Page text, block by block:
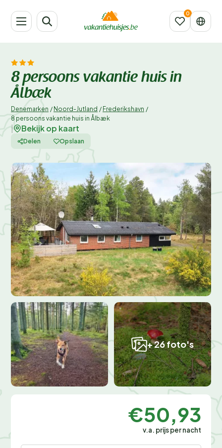
8 persoons vakantie huis in
Ålbæk
Denemarken / Noord-Jutland / Frederikshavn /
8 persoons vakantie huis in Ålbæk
Bekijk op kaart
Delen Opslaan
+ 26 foto's
€50,93
v.a. prijs per nacht